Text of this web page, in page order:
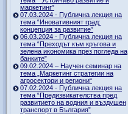
маркетинг”
07.03.2024 - Публична лекция на
тема “Иновативният град:
концепция за развитие”
06.03.2024 - Публична лекция на
тема “Преходът към кръгова и
зелена икономика през погледа на
банките”
09.02.2024 – Научен семинар на
тема „Маркетинг стратегии на
агросектори и региони“
07.02.2024 - Публична лекция на
тема “Предизвикателства пред
развитието на водния и въздушен
транспорт в България”